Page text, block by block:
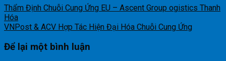
Thẩm Định Chuỗi Cung Ứng EU – Ascent Group ogistics Thanh
Hóa
VNPost & ACV Hợp Tác Hiện Đại Hóa Chuỗi Cung Ứng
Để lại một bình luận